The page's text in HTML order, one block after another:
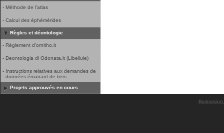
- Méthode de l'atlas
- Calcul des éphémérides
Règles et déontologie
- Réglement d'ornitho.it
- Deontologia di Odonata.it (Libellule)
- Instructions relatives aux demandes de
données émanant de tiers
Projets approuvés en cours
Biolovision